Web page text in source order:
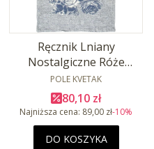
Ręcznik Lniany
Nostalgiczne Róże
60x130 cm Len 87% Baw
13%
PRODUCENT
POLE KVETAK
Cena promocyjna
80,10 zł
Najniższa cena: 89,00 zł-10%
DO KOSZYKA